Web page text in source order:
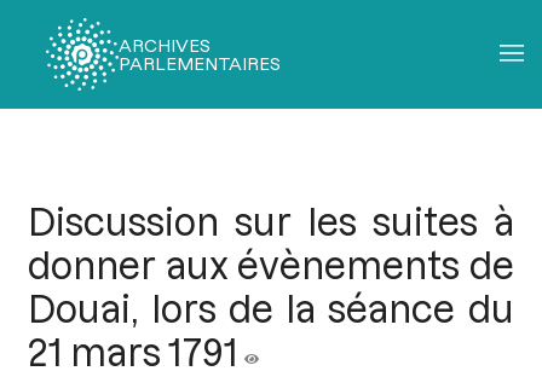
ARCHIVES
PARLEMENTAIRES
Discussion sur les suites à
donner aux évènements de
Douai, lors de la séance du
21 mars 1791